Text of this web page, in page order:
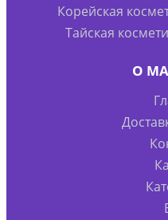
Корейская
Тайская
О